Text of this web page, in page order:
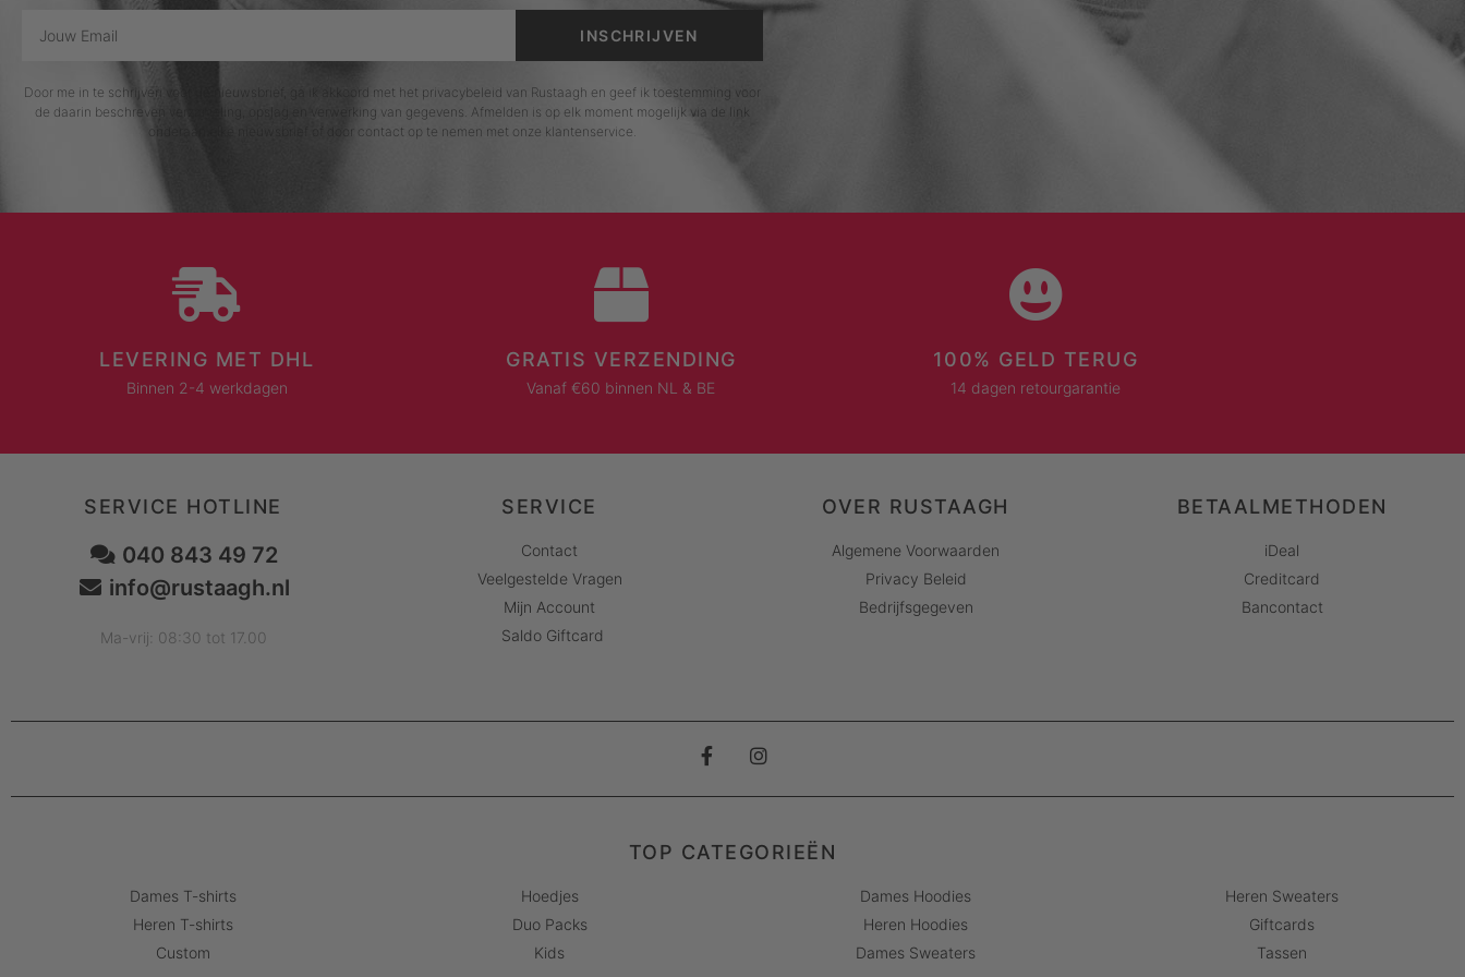
INSCHRIJVEN
Door me in te schrijven voor de nieuwsbrief, ga ik akkoord met het privacybeleid van Rustaagh en geef ik toestemming voor
de daarin beschreven verzameling, opslag en verwerking van gegevens. Afmelden is op elk moment mogelijk via de link
onderaan elke nieuwsbrief of door contact op te nemen met onze klantenservice.
LEVERING MET DHL
Binnen 2-4 werkdagen
GRATIS VERZENDING
Vanaf €60 binnen NL & BE
100% GELD TERUG
14 dagen retourgarantie
SERVICE HOTLINE
040 843 49 72
info@rustaagh.nl
Ma-vrij: 08:30 tot 17.00
SERVICE
Contact
Veelgestelde Vragen
Mijn Account
Saldo Giftcard
OVER RUSTAAGH
Algemene Voorwaarden
Privacy Beleid
Bedrijfsgegeven
BETAALMETHODEN
iDeal
Creditcard
Bancontact
TOP CATEGORIEËN
Dames T-shirts
Heren T-shirts
Custom
Hoedjes
Duo Packs
Kids
Dames Hoodies
Heren Hoodies
Dames Sweaters
Heren Sweaters
Giftcards
Tassen